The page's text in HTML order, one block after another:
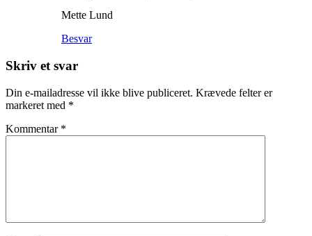
Mette Lund
Besvar
Skriv et svar
Din e-mailadresse vil ikke blive publiceret. Krævede felter er
markeret med *
Kommentar *